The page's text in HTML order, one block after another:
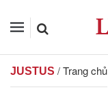
JUSTUS / Trang chủ